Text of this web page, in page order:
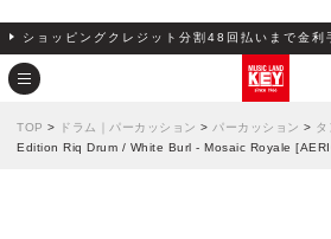
ショッピングクレジット分割48回払いまで金利
TOP > ドラム｜パーカッション > パーカッション > タ
Edition Riq Drum / White Burl - Mosaic Royale